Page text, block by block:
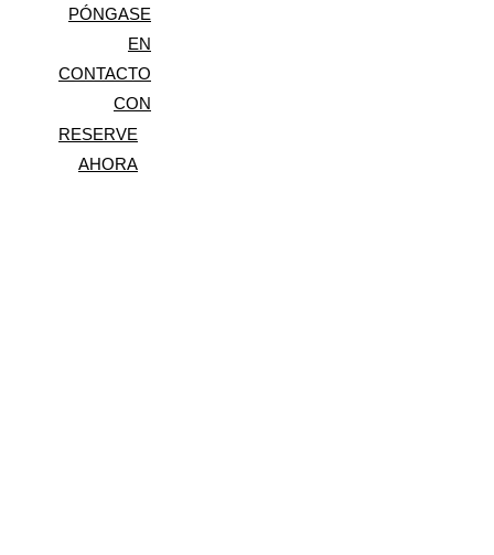
PÓNGASE
EN
CONTACTO
CON
RESERVE
AHORA